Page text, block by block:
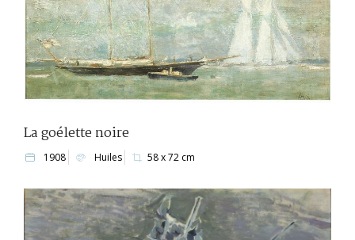
La goélette noire
1908 Huiles 58 x 72 cm